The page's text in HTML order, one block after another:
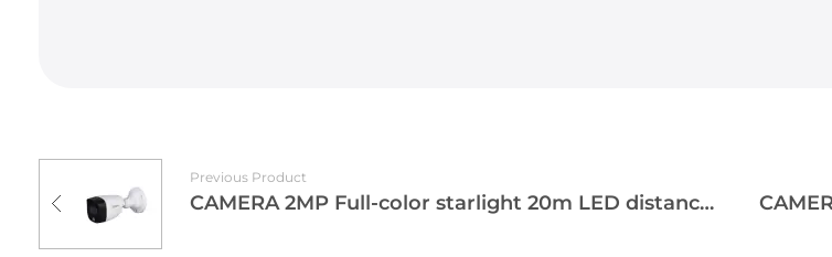
Previous Product
CAMERA 2MP Full-color starlight 20m LED distance DAHUA